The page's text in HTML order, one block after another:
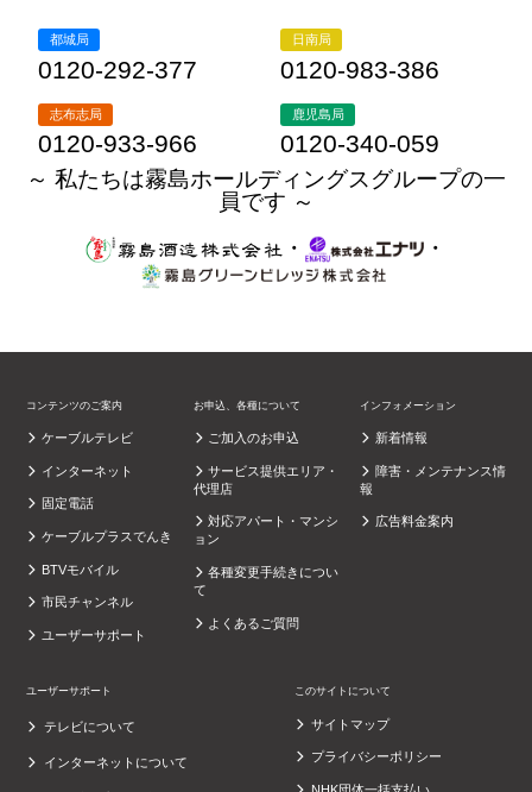
都城局
0120-292-377
日南局
0120-983-386
志布志局
0120-933-966
鹿児島局
0120-340-059
～ 私たちは霧島ホールディングスグループの一
員です ～
・
・
コンテンツのご案内
ケーブルテレビ
インターネット
固定電話
ケーブルプラスでんき
BTVモバイル
市民チャンネル
ユーザーサポート
お申込、各種について
ご加入のお申込
サービス提供エリア・
代理店
対応アパート・マンシ
ョン
各種変更手続きについ
て
よくあるご質問
インフォメーション
新着情報
障害・メンテナンス情
報
広告料金案内
ユーザーサポート
テレビについて
インターネットについて
このサイトについて
サイトマップ
プライバシーポリシー